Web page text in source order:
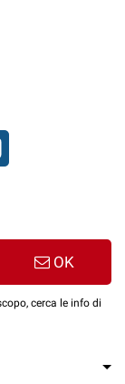
OK
cerca le info di